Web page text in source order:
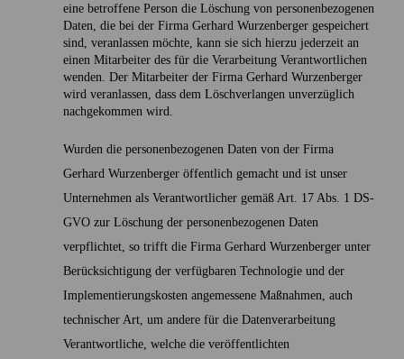
eine betroffene Person die Löschung von personenbezogenen
Daten, die bei der Firma Gerhard Wurzenberger gespeichert
sind, veranlassen möchte, kann sie sich hierzu jederzeit an
einen Mitarbeiter des für die Verarbeitung Verantwortlichen
wenden. Der Mitarbeiter der Firma Gerhard Wurzenberger
wird veranlassen, dass dem Löschverlangen unverzüglich
nachgekommen wird.
Wurden die personenbezogenen Daten von der Firma
Gerhard Wurzenberger öffentlich gemacht und ist unser
Unternehmen als Verantwortlicher gemäß Art. 17 Abs. 1 DS-
GVO zur Löschung der personenbezogenen Daten
verpflichtet, so trifft die Firma Gerhard Wurzenberger unter
Berücksichtigung der verfügbaren Technologie und der
Implementierungskosten angemessene Maßnahmen, auch
technischer Art, um andere für die Datenverarbeitung
Verantwortliche, welche die veröffentlichten